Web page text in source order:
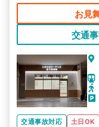
お見
交通
交通事故対応 土日OK